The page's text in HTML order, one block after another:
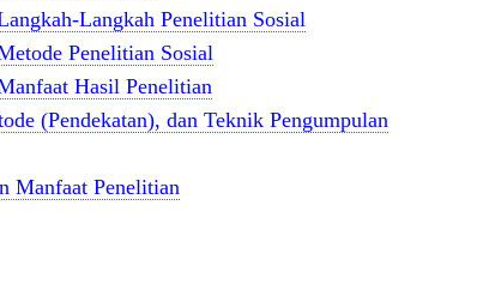
Langkah Penelitian Sosial
Penelitian Sosial
Hasil Penelitian
(Pendekatan), dan Teknik Pengumpulan
Manfaat Penelitian